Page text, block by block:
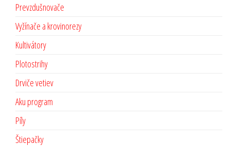
Prevzdušnovače
Vyžínače a krovinorezy
Kultivátory
Plotostrihy
Drviče vetiev
Aku program
Píly
Štiepačky